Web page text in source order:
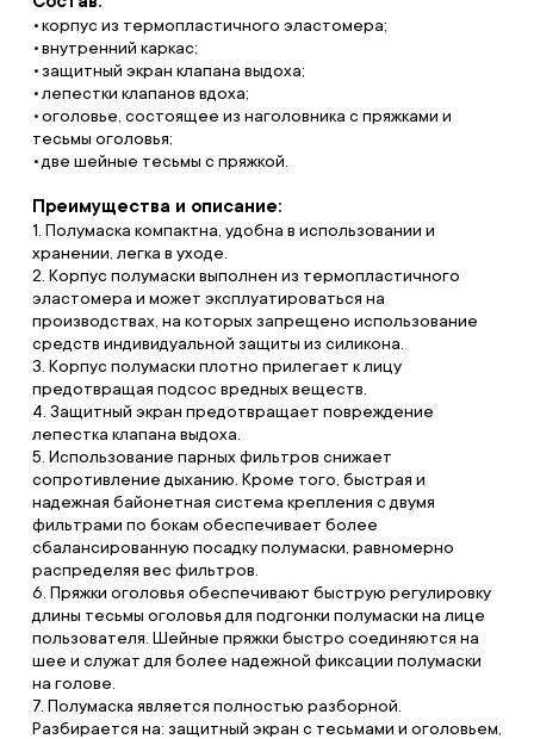
корпус из термопластичного эластомера;
внутренний каркас;
защитный экран клапана выдоха;
лепестки клапанов вдоха;
оголовье, состоящее из наголовника с пряжками и
тесьмы оголовья;
две шейные тесьмы с пряжкой.
Преимущества и описание:
1. Полумаска компактна, удобна в использовании и
хранении, легка в уходе.
2. Корпус полумаски выполнен из термопластичного
эластомера и может эксплуатироваться на
производствах, на которых запрещено использование
средств индивидуальной защиты из силикона.
3. Корпус полумаски плотно прилегает к лицу
предотвращая подсос вредных веществ.
4. Защитный экран предотвращает повреждение
лепестка клапана выдоха.
5. Использование парных фильтров снижает
сопротивление дыханию. Кроме того, быстрая и
надежная байонетная система крепления с двумя
фильтрами по бокам обеспечивает более
сбалансированную посадку полумаски, равномерно
распределяя вес фильтров.
6. Пряжки оголовья обеспечивают быструю регулировку
длины тесьмы оголовья для подгонки полумаски на лице
пользователя. Шейные пряжки быстро соединяются на
шее и служат для более надежной фиксации полумаски
на голове.
7. Полумаска является полностью разборной.
Разбирается на: защитный экран с тесьмами и оголовьем,